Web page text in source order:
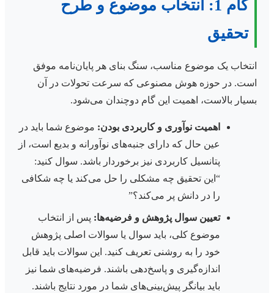
گام 1: انتخاب موضوع و طرح
تحقیق
انتخاب یک موضوع مناسب، سنگ بنای هر پایان‌نامه موفق
است. در حوزه هوش مصنوعی که سرعت تحولات در آن
بسیار بالاست، اهمیت این گام دوچندان می‌شود.
اهمیت نوآوری و کاربردی بودن: موضوع شما باید در
عین حال که دارای جنبه‌های نوآورانه و بدیع است، از
پتانسیل کاربردی نیز برخوردار باشد. سوال کنید:
“این تحقیق چه مشکلی را حل می‌کند یا چه شکافی
را در دانش پر می‌کند؟”
تعیین سوال پژوهش و فرضیه‌ها: پس از انتخاب
موضوع کلی، باید سوال یا سوالات اصلی پژوهش
خود را به روشنی تعریف کنید. این سوالات باید قابل
اندازه‌گیری و پاسخ‌دهی باشند. فرضیه‌های شما نیز
باید بیانگر پیش‌بینی‌های شما در مورد نتایج باشند.